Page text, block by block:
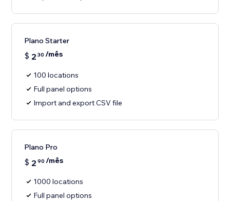
Plano Starter
$ 2 30 /mês
100 locations
Full panel options
Import and export CSV file
Plano Pro
$ 2 90 /mês
1000 locations
Full panel options